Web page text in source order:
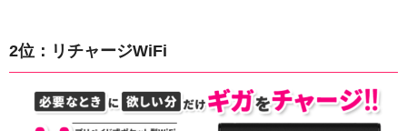
2位：リチャージWiFi